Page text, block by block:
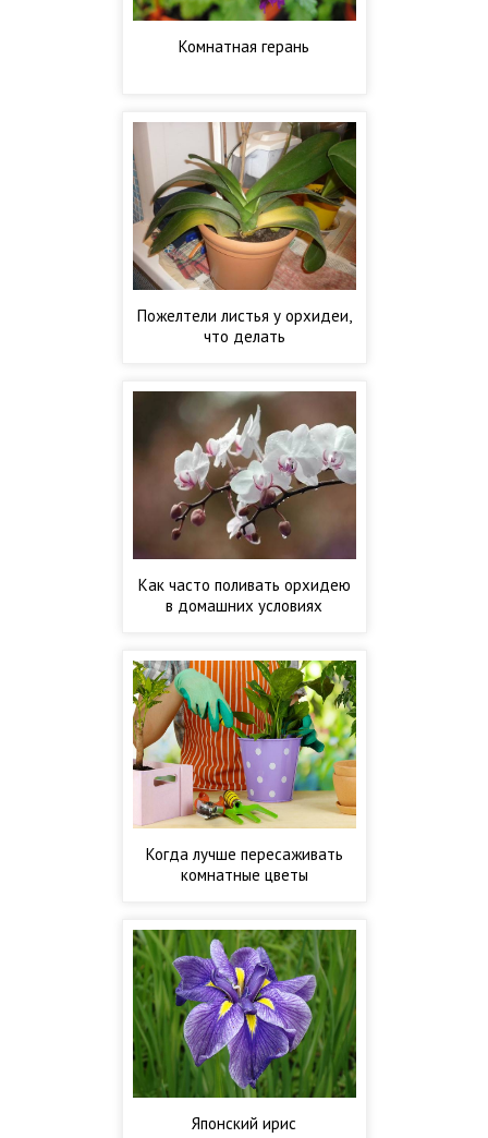
Комнатная герань
Пожелтели листья у орхидеи,
что делать
Как часто поливать орхидею
в домашних условиях
Когда лучше пересаживать
комнатные цветы
Японский ирис